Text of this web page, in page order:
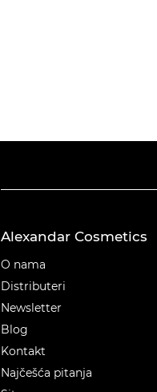
Alexandar Cosmetics
O nama
Distributeri
Newsletter
Blog
Kontakt
Najčešća pitanja